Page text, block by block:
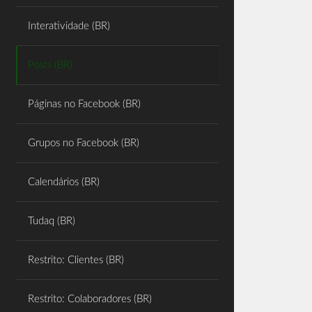
Interatividade (BR)
Posts (BR)
Páginas no Facebook (BR)
Grupos no Facebook (BR)
Calendários (BR)
Tudaq (BR)
Restrito: Clientes (BR)
Restrito: Colaboradores (BR)